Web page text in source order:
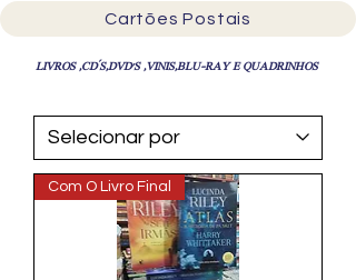
Cartões Postais
LIVROS ,CD´S,DVD'S ,VINIS,BLU-RAY E QUADRINHOS
Com O Livro Final